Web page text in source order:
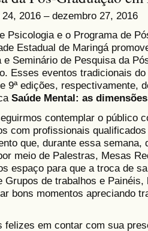
2016 – dezembro 27, 2016
Psicologia e o Programa de
Estadual de Maringá
e Seminário de Pesquisa da
Esses eventos tradicionais
9ª edições, respectivamente,
Saúde Mental: as
contemplar o público
com profissionais
que, durante essa
meio de Palestras, Mesas
espaço para que a troca de
Grupos de trabalhos e
bons momentos apreciando
felizes em contar com sua